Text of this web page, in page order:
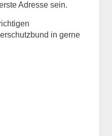
Adresse sein.
in gerne